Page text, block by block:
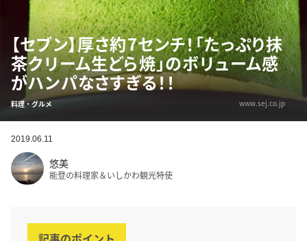
【セブン】厚さ約7センチ！「たっぷり抹
茶クリーム生どら焼」のボリューム感
がハンパなさすぎる！！
料理・グルメ www.sej.co.jp
2019.06.11
悠美
能登の料理家＆いしかわ観光特使